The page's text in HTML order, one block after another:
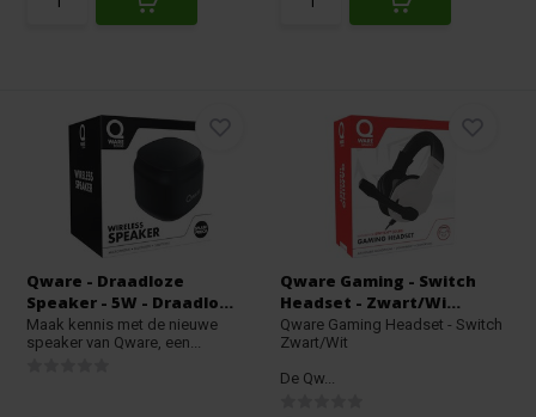
Qware - Draadloze
Speaker - 5W - Draadlo...
Maak kennis met de nieuwe
speaker van Qware, een...
Qware Gaming - Switch
Headset - Zwart/Wi...
Qware Gaming Headset - Switch
Zwart/Wit
De Qw...